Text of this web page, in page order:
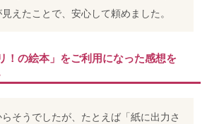
えたことで、安心して頼めました。
！の絵本」をご利用になった感想を
そうでしたが、たとえば「紙に出力さ